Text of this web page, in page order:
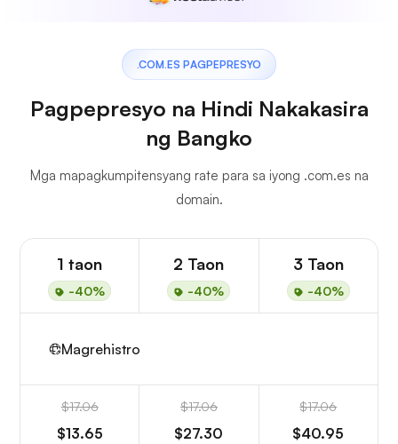
.COM.ES PAGPEPRESYO
Pagpepresyo na Hindi Nakakasira
ng Bangko
Mga mapagkumpitensyang rate para sa iyong .com.es na
domain.
1 taon
-40%
2 Taon
-40%
3 Taon
-40%
Magrehistro
$17.06
$13.65
$17.06
$27.30
$17.06
$40.95